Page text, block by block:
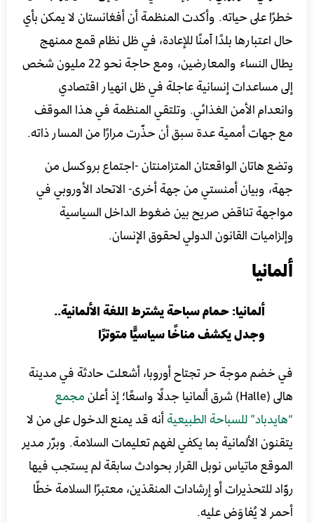
خطرًا على حياته. وأكدت المنظمة أن أفغانستان لا يمكن بأي
حال اعتبارها بلدًا آمنًا للإعادة، في ظل نظام قمع ممنهج
يطال النساء والمعارضين، ومع حاجة نحو 22 مليون شخص
إلى مساعدات إنسانية عاجلة في ظل انهيار اقتصادي
وانعدام الأمن الغذائي. وتلتقي المنظمة في هذا الموقف
مع جهات أممية عدة سبق أن حذّرت مرارًا من المسار ذاته.
وتضع هاتان الواقعتان المتزامنتان -اجتماع بروكسل من
جهة، وبيان أمنستي من جهة أخرى- الاتحاد الأوروبي في
مواجهة تناقض صريح بين ضغوط الداخل السياسية
وإلزاميات القانون الدولي لحقوق الإنسان.
ألمانيا
ألمانيا: حمام سباحة يشترط اللغة الألمانية..
وجدل يكشف مناخًا سياسيًّا متوترًا
في خضم موجة حر تجتاح أوروبا، أشعلت حادثة في مدينة
هالى (Halle) شرق ألمانيا جدلًا واسعًا؛ إذ أعلن
مجمع
“هايدباد” للسباحة الطبيعيةأنه قد يمنع الدخول على من لا
يتقنون الألمانية بما يكفي لفهم تعليمات السلامة. وبرّر مدير
الموقع ماتياس نوبل القرار بحوادث سابقة لم يستجب فيها
روّاد للتحذيرات أو إرشادات المنقذين، معتبرًا السلامة خطًا
أحمر لا يُفاوَض عليه.